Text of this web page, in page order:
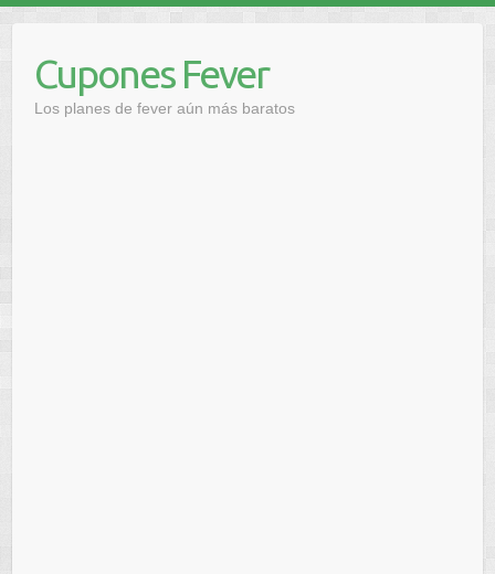
contenidoCupones Fever
Los planes de fever aún más baratos